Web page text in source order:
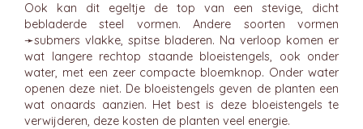
Ook kan dit egeltje de top van een stevige, dicht
bebladerde steel vormen. Andere soorten vormen
➛submers vlakke, spitse bladeren. Na verloop komen er
wat langere rechtop staande bloeistengels, ook onder
water, met een zeer compacte bloemknop. Onder water
openen deze niet. De bloeistengels geven de planten een
wat onaards aanzien. Het best is deze bloeistengels te
verwijderen, deze kosten de planten veel energie.